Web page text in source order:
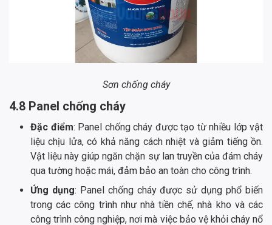
Sơn chống cháy
4.8 Panel chống cháy
Đặc điểm: Panel chống cháy được tạo từ nhiều lớp vật
liệu chịu lửa, có khả năng cách nhiệt và giảm tiếng ồn.
Vật liệu này giúp ngăn chặn sự lan truyền của đám cháy
qua tường hoặc mái, đảm bảo an toàn cho công trình.
Ứng dụng: Panel chống cháy được sử dụng phổ biến
trong các công trình như nhà tiền chế, nhà kho và các
công trình công nghiệp, nơi mà việc bảo vệ khỏi cháy nổ